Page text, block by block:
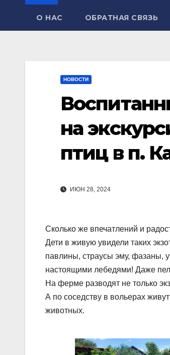
О НАС ОБРАТНАЯ СВЯЗЬ
НОВОСТИ
на
птиц в п.
ИЮН 28, 2024
Сколько же впечатлений и
Дети в живую увидели таких
павлины, страусы эму, фазаны,
настоящими лебедями! Даже
На ферме разводят не только
А по соседству в вольерах
животных.